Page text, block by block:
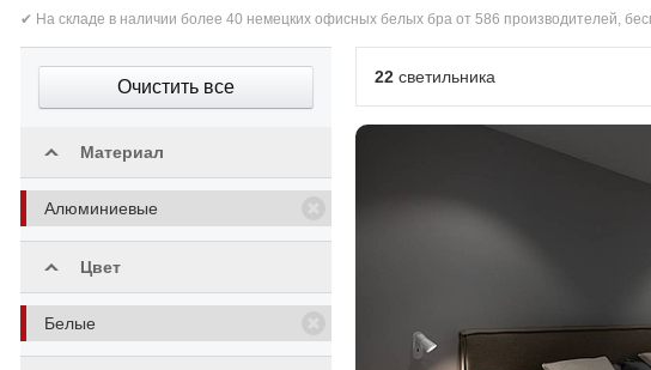
✔ На складе в наличии более 40 немецких офисных белых бра от 586 производителей,
22 светильника
Очистить все
Материал
Алюминиевые
Цвет
Белые